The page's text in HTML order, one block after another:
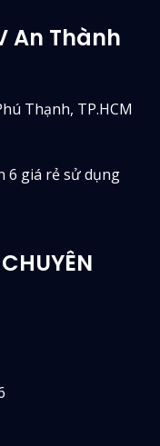
An Thành
Thạnh, TP.HCM
6 giá rẻ sử dụng